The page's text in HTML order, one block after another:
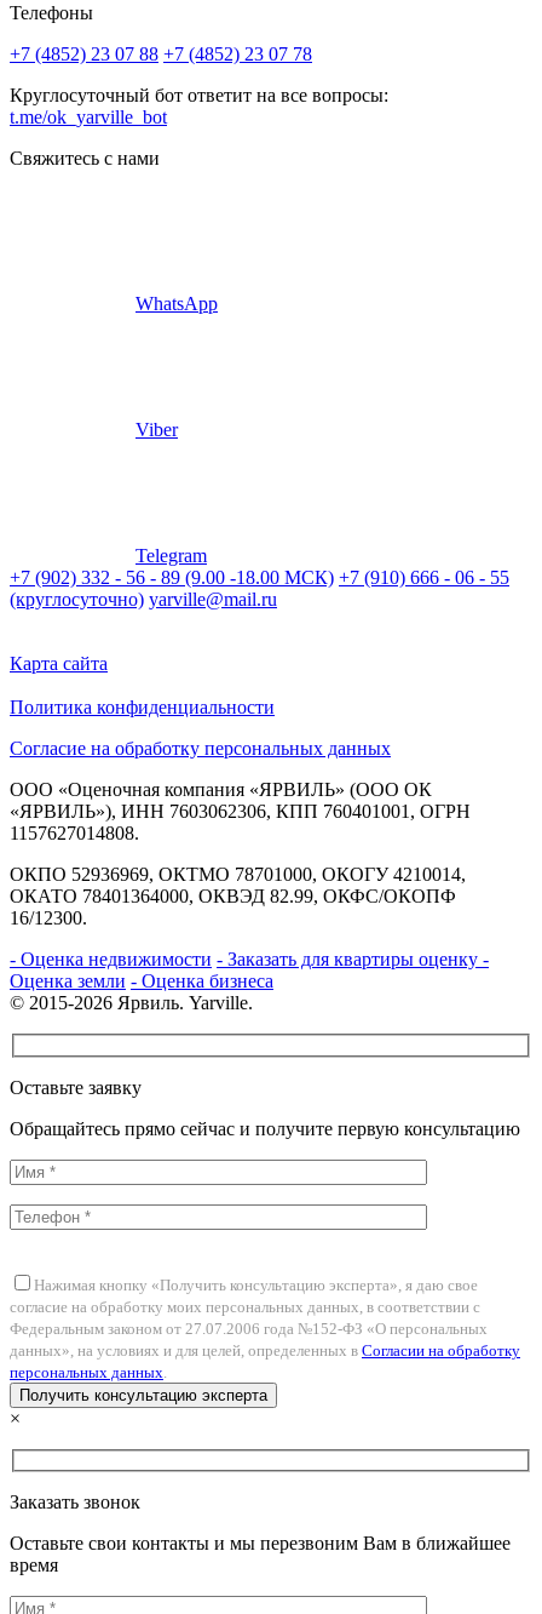
Телефоны
+7 (4852) 23 07 88 +7 (4852) 23 07 78
Круглосуточный бот ответит на все вопросы:
t.me/ok_yarville_bot
Свяжитесь с нами
WhatsApp
Viber
Telegram
+7 (902) 332 - 56 - 89 (9.00 -18.00 МСК) +7 (910) 666 - 06 - 55
(круглосуточно) yarville@mail.ru
Карта сайта
Политика конфиденциальности
Согласие на обработку персональных данных
ООО «Оценочная компания «ЯРВИЛЬ» (ООО ОК
«ЯРВИЛЬ»), ИНН 7603062306, КПП 760401001, ОГРН
1157627014808.
ОКПО 52936969, ОКТМО 78701000, ОКОГУ 4210014,
ОКАТО 78401364000, ОКВЭД 82.99, ОКФС/ОКОПФ
16/12300.
- Оценка недвижимости - Заказать для квартиры оценку -
Оценка земли - Оценка бизнеса
© 2015-2026 Ярвиль. Yarville.
Оставьте заявку
Обращайтесь прямо сейчас и получите первую консультацию
Нажимая кнопку «Получить консультацию эксперта», я даю свое
согласие на обработку моих персональных данных, в соответствии с
Федеральным законом от 27.07.2006 года №152-ФЗ «О персональных
данных», на условиях и для целей, определенных в Согласии на обработку
персональных данных
×
Заказать звонок
Оставьте свои контакты и мы перезвоним Вам в ближайшее
время